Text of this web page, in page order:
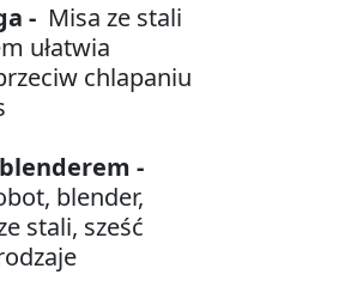
- Misa ze stali
ułatwia
chlapaniu
-
blender,
stali, sześć